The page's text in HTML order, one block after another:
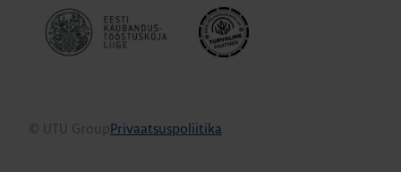
© UTU GroupPrivaatsuspoliitika